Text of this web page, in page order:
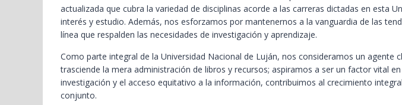
actualizada que cubra la variedad de disciplinas acorde a las carreras dictadas en esta
interés y estudio. Además, nos esforzamos por mantenernos a la vanguardia de las
línea que respalden las necesidades de investigación y aprendizaje.
Como parte integral de la Universidad Nacional de Luján, nos consideramos un
trasciende la mera administración de libros y recursos; aspiramos a ser un factor vital
investigación y el acceso equitativo a la información, contribuimos al crecimiento
conjunto.